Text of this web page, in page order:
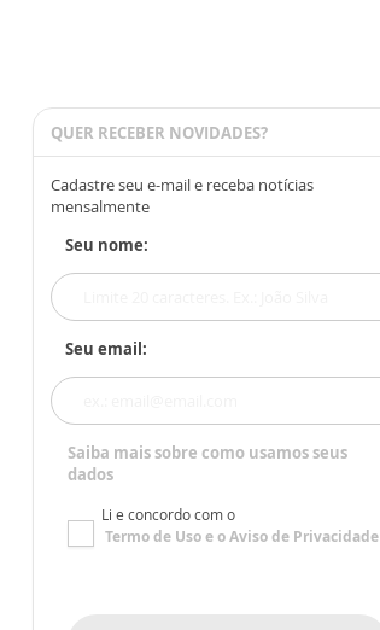
QUER RECEBER NOVIDADES?
Cadastre seu e-mail e receba notícias
mensalmente
Seu nome:
Seu email:
Saiba mais sobre como usamos seus
dados
Li e concordo com o
Termo de Usoe oAviso de Privacidade